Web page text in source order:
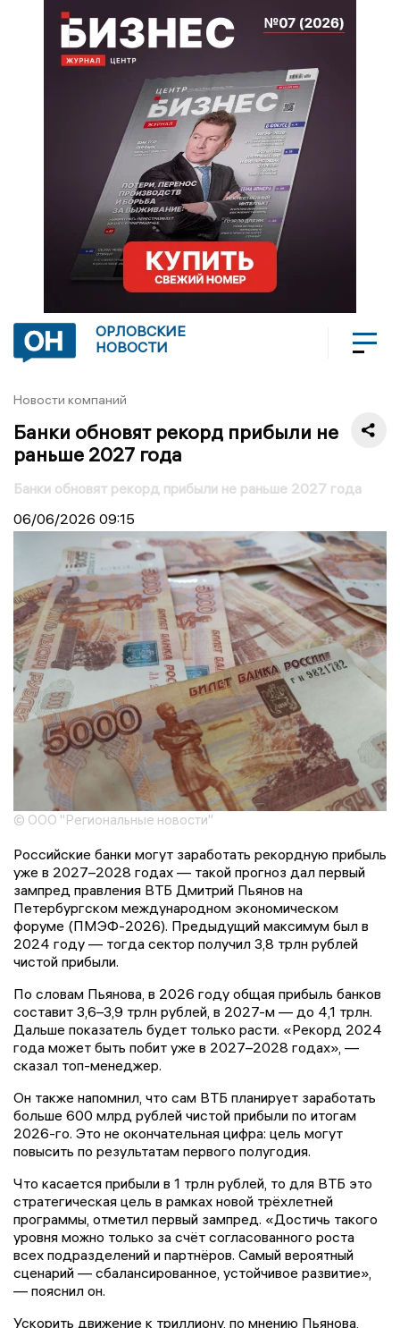
ОРЛОВСКИЕ
НОВОСТИ
Новости компаний
Банки обновят рекорд прибыли не
раньше 2027 года
Банки обновят рекорд прибыли не раньше 2027 года
06/06/2026 09:15
© ООО "Региональные новости"
Российские банки могут заработать рекордную прибыль
уже в 2027–2028 годах — такой прогноз дал первый
зампред правления ВТБ Дмитрий Пьянов на
Петербургском международном экономическом
форуме (ПМЭФ-2026). Предыдущий максимум был в
2024 году — тогда сектор получил 3,8 трлн рублей
чистой прибыли.
По словам Пьянова, в 2026 году общая прибыль банков
составит 3,6–3,9 трлн рублей, в 2027-м — до 4,1 трлн.
Дальше показатель будет только расти. «Рекорд 2024
года может быть побит уже в 2027–2028 годах», —
сказал топ-менеджер.
Он также напомнил, что сам ВТБ планирует заработать
больше 600 млрд рублей чистой прибыли по итогам
2026-го. Это не окончательная цифра: цель могут
повысить по результатам первого полугодия.
Что касается прибыли в 1 трлн рублей, то для ВТБ это
стратегическая цель в рамках новой трёхлетней
программы, отметил первый зампред. «Достичь такого
уровня можно только за счёт согласованного роста
всех подразделений и партнёров. Самый вероятный
сценарий — сбалансированное, устойчивое развитие»,
— пояснил он.
Ускорить движение к триллиону, по мнению Пьянова,